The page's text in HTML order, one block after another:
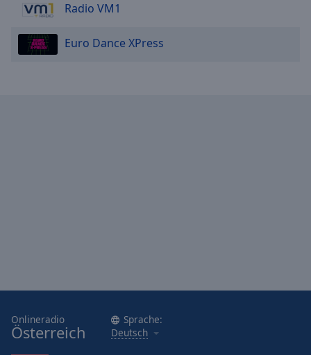
Radio VM1
Euro Dance XPress
Onlineradio
Österreich
Sprache:
Deutsch